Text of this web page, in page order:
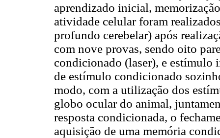
aprendizado inicial,
atividade celular foram
profundo cerebelar) após
com nove provas, sendo oito
condicionado (laser), e estímulo
de estímulo condicionado
modo, com a utilização dos
globo ocular do animal,
resposta condicionada, o
aquisição de uma memória